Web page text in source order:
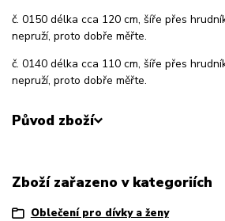
č. 0150 délka cca 120 cm, šíře přes
nepruží, proto dobře měřte.
č. 0140 délka cca 110 cm, šíře přes
nepruží, proto dobře měřte.
Původ zboží
Zboží zařazeno v kategoriích
Oblečení pro dívky a ženy